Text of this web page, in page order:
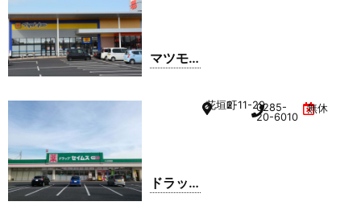
マツモ
ドラッ
花垣町2-11-290285-
20-6010
無休